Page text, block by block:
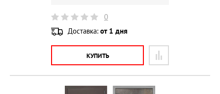
0
Доставка: от 1 дня
КУПИТЬ